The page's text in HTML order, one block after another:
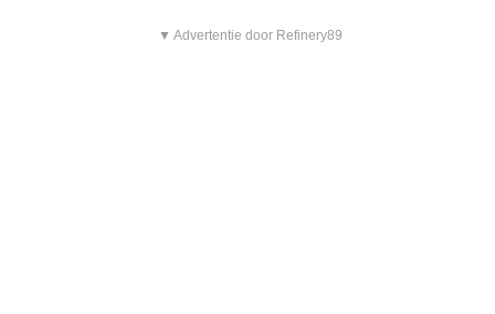
▼ Advertentie door Refinery89